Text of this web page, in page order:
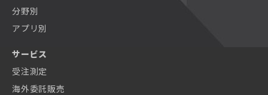
分野別
アプリ別
サービス
受注測定
海外委託販売